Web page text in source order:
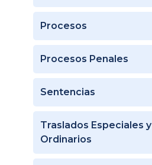
Procesos
Procesos Penales
Sentencias
Traslados Especiales y
Ordinarios